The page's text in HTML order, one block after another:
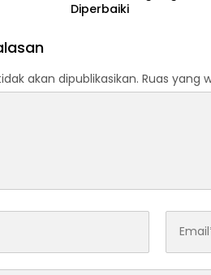
Diperbaiki
akan dipublikasikan. Ruas yang